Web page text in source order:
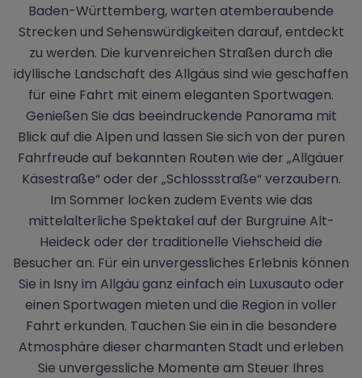
Baden-Württemberg, warten atemberaubende
Strecken und Sehenswürdigkeiten darauf, entdeckt
zu werden. Die kurvenreichen Straßen durch die
idyllische Landschaft des Allgäus sind wie geschaffen
für eine Fahrt mit einem eleganten Sportwagen.
Genießen Sie das beeindruckende Panorama mit
Blick auf die Alpen und lassen Sie sich von der puren
Fahrfreude auf bekannten Routen wie der „Allgäuer
Käsestraße“ oder der „Schlossstraße“ verzaubern.
Im Sommer locken zudem Events wie das
mittelalterliche Spektakel auf der Burgruine Alt-
Heideck oder der traditionelle Viehscheid die
Besucher an. Für ein unvergessliches Erlebnis können
Sie in Isny im Allgäu ganz einfach ein Luxusauto oder
einen Sportwagen mieten und die Region in voller
Fahrt erkunden. Tauchen Sie ein in die besondere
Atmosphäre dieser charmanten Stadt und erleben
Sie unvergessliche Momente am Steuer Ihres